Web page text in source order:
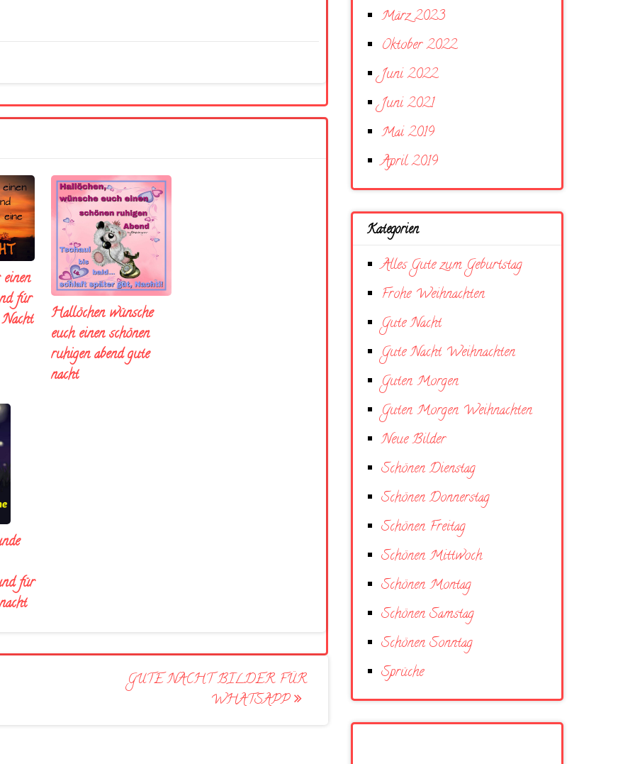
fúr
Hallöchen wünsche
euch einen schönen
ruhigen abend gute
nacht
für
GUTE NACHT BILDER FÜR
WHATSAPP
März 2023
Oktober 2022
Juni 2022
Juni 2021
Mai 2019
April 2019
Kategorien
Alles Gute zum Geburtstag
Frohe Weihnachten
Gute Nacht
Gute Nacht Weihnachten
Guten Morgen
Guten Morgen Weihnachten
Neue Bilder
Schönen Dienstag
Schönen Donnerstag
Schönen Freitag
Schönen Mittwoch
Schönen Montag
Schönen Samstag
Schönen Sonntag
Sprüche